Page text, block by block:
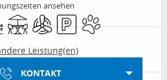
ansehen
TerrasseKlimaanlage
ParkplatzTiere erlaubt
Leistung(en)
KONTAKT